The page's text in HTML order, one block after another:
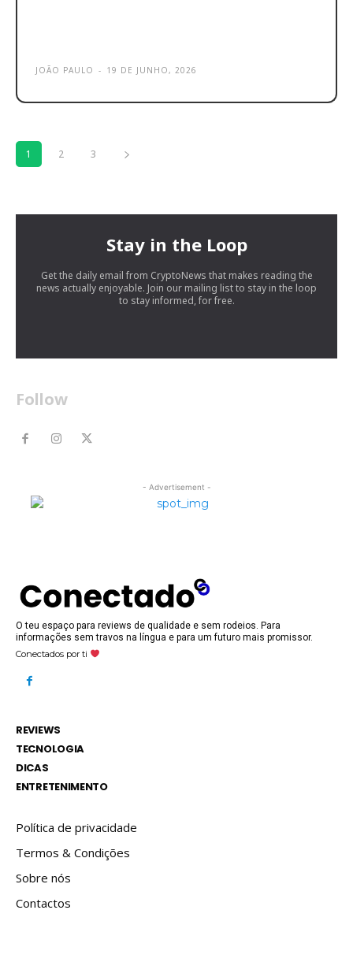
JOÃO PAULO - 19 DE JUNHO, 2026
1 2 3
Stay in the Loop
Get the daily email from CryptoNews that makes reading the
news actually enjoyable. Join our mailing list to stay in the loop
to stay informed, for free.
Follow
- Advertisement -
O teu espaço para reviews de qualidade e sem rodeios. Para
informações sem travos na língua e para um futuro mais promissor.
Conectados por ti
REVIEWS
TECNOLOGIA
DICAS
ENTRETENIMENTO
Política de privacidade
Termos & Condições
Sobre nós
Contactos